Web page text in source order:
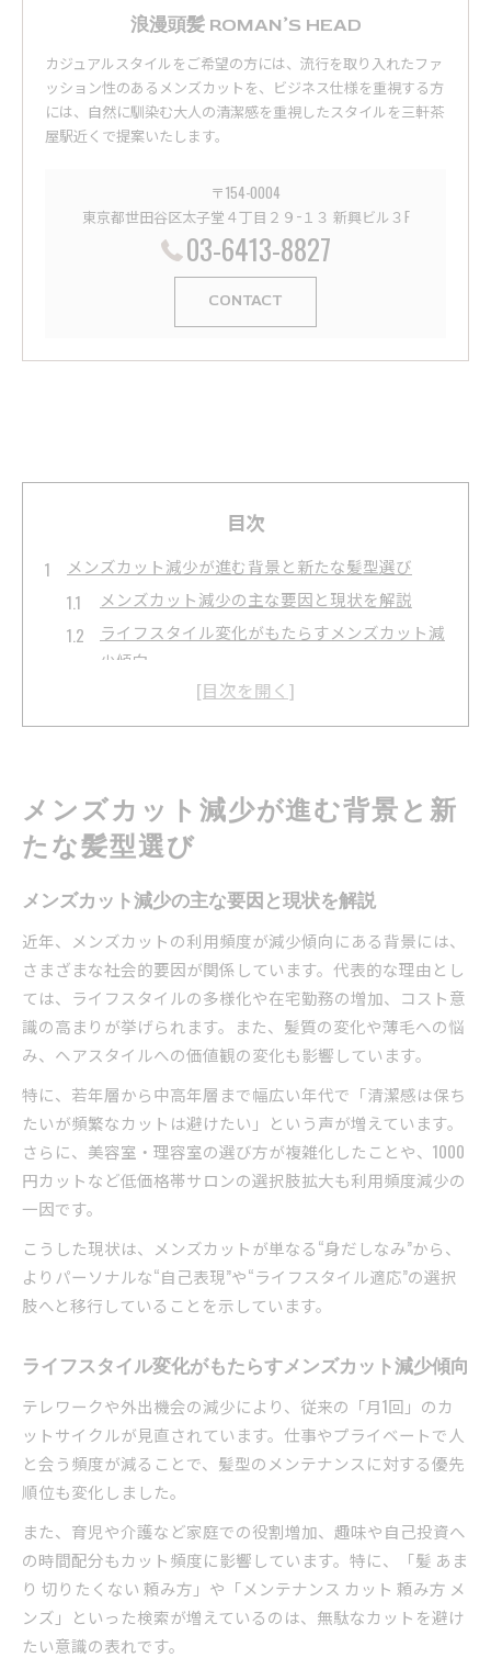
浪漫頭髪 ROMAN’S HEAD
カジュアルスタイルをご希望の方には、流行を取り入れたファ
ッション性のあるメンズカットを、ビジネス仕様を重視する方
には、自然に馴染む大人の清潔感を重視したスタイルを三軒茶
屋駅近くで提案いたします。
〒154-0004
東京都世田谷区太子堂４丁目２９−１３ 新興ビル３F
03-6413-8827
CONTACT
目次
メンズカット減少が進む背景と新たな髪型選び
メンズカット減少の主な要因と現状を解説
ライフスタイル変化がもたらすメンズカット減
少傾向
新しいメンズカット髪型選びの視点とは
自分に合うメンズカットの選び方とコツ
頻度を抑えるメンズカット管理のコツとは
メンズカット頻度を減らす工夫と管理術
髪 あまり 切りたくない時の頼み方講座
メンテナンスカットでメンズカット頻度を最適
メンズカット減少時のセルフケア方法とは
カット頻度調整で清潔感を保つポイント
髪質や薄毛が気になる男性のためのカット対策
メンズカット減少と髪質変化への対策法
急に髪が細くなった男性のメンズカット選び
薄毛を目立たせないメンズカットのコツ
年齢別メンズカット減少と髪の悩み解消術
髪質に合わせたメンズカット減少時の注意点
美容室と理容室の違いを知るメンズカット事情
美容室と理容室でのメンズカット減少の現状
メンズカット減少時に選ぶべき店舗の特徴
美容室 男性 行きにくいと感じる理由を分析
理容室と美容室、メンズカット減少傾向の違い
カットを減らしても清潔感を保つ方法
メンズカット減少中でも清潔感を守る秘訣
普段のヘアケアでメンズカット減少をカバー
カット頻度を減らす際のスタイリング術
清潔感持続のためのメンズカット日常ケア
自分に合ったメンズカット頻度の見極め方
理想的なメンズカット頻度の決め方を解説
メンズカット減少が進む背景と新
たな髪型選び
メンズカット減少の主な要因と現状を解説
近年、メンズカットの利用頻度が減少傾向にある背景には、
さまざまな社会的要因が関係しています。代表的な理由とし
ては、ライフスタイルの多様化や在宅勤務の増加、コスト意
識の高まりが挙げられます。また、髪質の変化や薄毛への悩
み、ヘアスタイルへの価値観の変化も影響しています。
特に、若年層から中高年層まで幅広い年代で「清潔感は保ち
たいが頻繁なカットは避けたい」という声が増えています。
さらに、美容室・理容室の選び方が複雑化したことや、1000
円カットなど低価格帯サロンの選択肢拡大も利用頻度減少の
一因です。
こうした現状は、メンズカットが単なる“身だしなみ”から、
よりパーソナルな“自己表現”や“ライフスタイル適応”の選択
肢へと移行していることを示しています。
ライフスタイル変化がもたらすメンズカット減少傾向
テレワークや外出機会の減少により、従来の「月1回」のカ
ットサイクルが見直されています。仕事やプライベートで人
と会う頻度が減ることで、髪型のメンテナンスに対する優先
順位も変化しました。
また、育児や介護など家庭での役割増加、趣味や自己投資へ
の時間配分もカット頻度に影響しています。特に、「髪 あま
り 切りたくない 頼み方」や「メンテナンス カット 頼み方 メ
ンズ」といった検索が増えているのは、無駄なカットを避け
たい意識の表れです。